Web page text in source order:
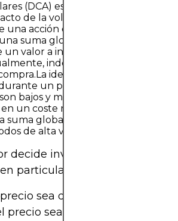
(DCA) es una estrategia de
de la volatilidad del mercado
una acción o cartera específica a lo
suma global, el inversor se
valor a intervalos establecidos,
independientemente del
idea detrás del DCA es
un período, se pueden
bajos y menos cuando son altos.
un coste medio por acción
suma global en un único momento,
de alta volatilidad del mercado.
decide invertir 500 £ al mes
particular, podría comprar:
sea de 50 £ en enero
precio sea de 40 £ en febrero